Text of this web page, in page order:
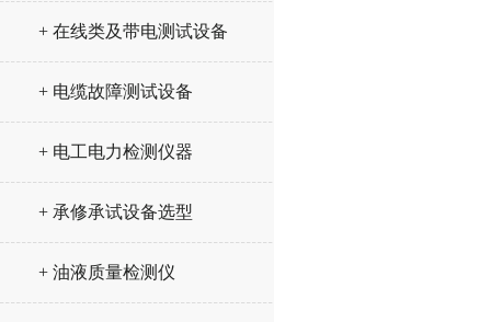
+ 在线类及带电测试设备
+ 电缆故障测试设备
+ 电工电力检测仪器
+ 承修承试设备选型
+ 油液质量检测仪